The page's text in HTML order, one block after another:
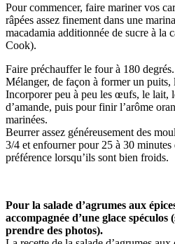
Pour commencer, faire mariner vos
râpées assez finement dans une
macadamia additionnée de sucre à la
Cook).
Faire préchauffer le four à 180 degrés.
Mélanger, de façon à former un puits,
Incorporer peu à peu les œufs, le lait,
d’amande, puis pour finir l’arôme
marinées.
Beurrer assez généreusement des
3/4 et enfourner pour 25 à 30
préférence lorsqu’ils sont bien froids.
Pour la salade d’agrumes aux
accompagnée d’une glace spéculos
prendre des photos).